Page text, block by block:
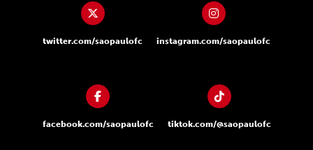
twitter.com/saopaulofc instagram.com/saopaulofc
facebook.com/saopaulofc tiktok.com/@saopaulofc